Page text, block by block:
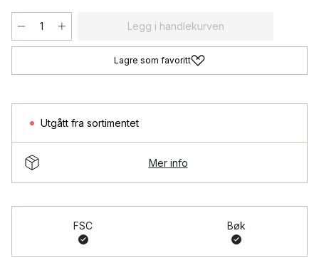
Legg i handlekurven
Lagre som favoritt
Utgått fra sortimentet
Mer info
FSC Bøk